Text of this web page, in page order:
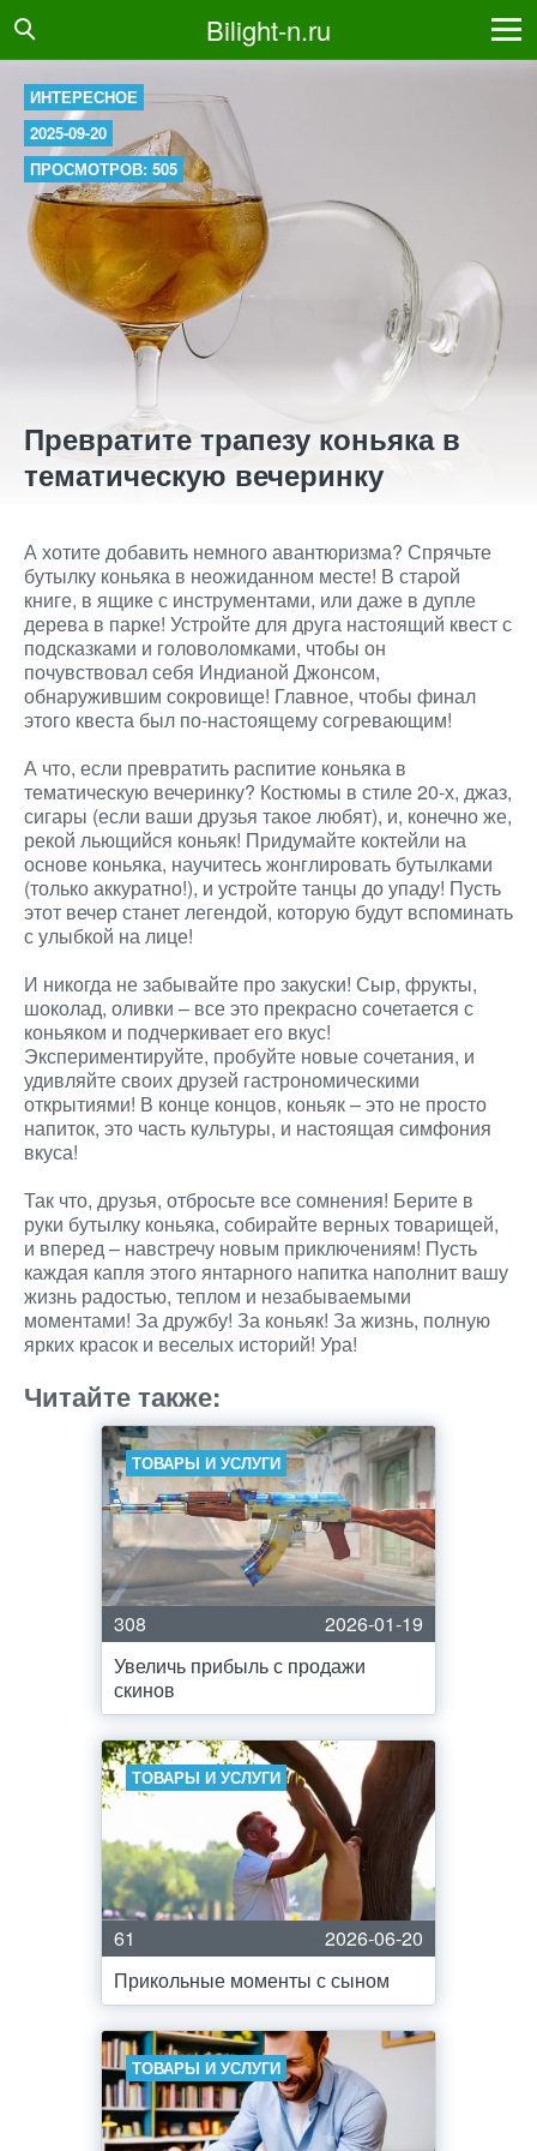
Bilight-n.ru
ИНТЕРЕСНОЕ
2025-09-20
ПРОСМОТРОВ: 505
Превратите трапезу коньяка в
тематическую вечеринку
А хотите добавить немного авантюризма? Спрячьте
бутылку коньяка в неожиданном месте! В старой
книге, в ящике с инструментами, или даже в дупле
дерева в парке! Устройте для друга настоящий квест с
подсказками и головоломками, чтобы он
почувствовал себя Индианой Джонсом,
обнаружившим сокровище! Главное, чтобы финал
этого квеста был по-настоящему согревающим!
А что, если превратить распитие коньяка в
тематическую вечеринку? Костюмы в стиле 20-х, джаз,
сигары (если ваши друзья такое любят), и, конечно же,
рекой льющийся коньяк! Придумайте коктейли на
основе коньяка, научитесь жонглировать бутылками
(только аккуратно!), и устройте танцы до упаду! Пусть
этот вечер станет легендой, которую будут вспоминать
с улыбкой на лице!
И никогда не забывайте про закуски! Сыр, фрукты,
шоколад, оливки – все это прекрасно сочетается с
коньяком и подчеркивает его вкус!
Экспериментируйте, пробуйте новые сочетания, и
удивляйте своих друзей гастрономическими
открытиями! В конце концов, коньяк – это не просто
напиток, это часть культуры, и настоящая симфония
вкуса!
Так что, друзья, отбросьте все сомнения! Берите в
руки бутылку коньяка, собирайте верных товарищей,
и вперед – навстречу новым приключениям! Пусть
каждая капля этого янтарного напитка наполнит вашу
жизнь радостью, теплом и незабываемыми
моментами! За дружбу! За коньяк! За жизнь, полную
ярких красок и веселых историй! Ура!
Читайте также:
ТОВАРЫ И УСЛУГИ
308
2026-01-19
Увеличь прибыль с продажи
скинов
ТОВАРЫ И УСЛУГИ
61
2026-06-20
Прикольные моменты с сыном
ТОВАРЫ И УСЛУГИ